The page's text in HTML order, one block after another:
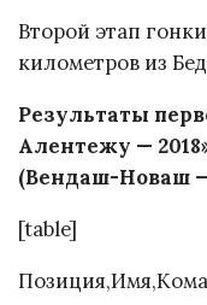
Второй этап
километров из
Результаты
Алентежу —
(Вендаш-Новаш
[table]